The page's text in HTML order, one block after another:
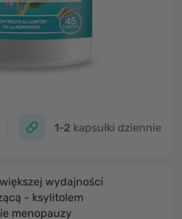
1-2 kapsułki dziennie
wydajności
- ksylitolem
menopauzy